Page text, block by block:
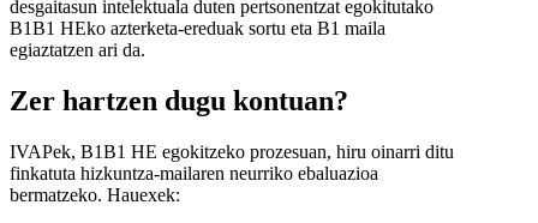
desgaitasun intelektuala duten pertsonentzat egokitutako
B1B1 HEko azterketa-ereduak sortu eta B1 maila
egiaztatzen ari da.
Zer hartzen dugu kontuan?
IVAPek, B1B1 HE egokitzeko prozesuan, hiru oinarri ditu
finkatuta hizkuntza-mailaren neurriko ebaluazioa
bermatzeko. Hauexek: